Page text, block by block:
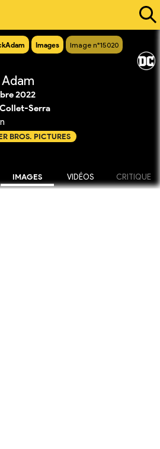
Images Image n°15020
Adam
2022
Serra
BROS. PICTURES
IMAGES VIDÉOS CRITIQUE